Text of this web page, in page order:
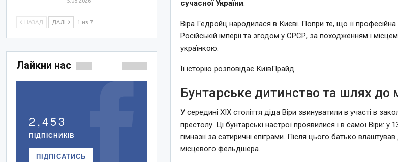
сучасної України.
Віра Гедройц народилася в Києві. Попри те, що її професійна
Російській імперії та згодом у СРСР, за походженням і
українкою.
Її історію розповідає КиївПрайд.
Бунтарське дитинство та шлях до
У середині ХІХ століття діда Віри звинуватили в участі в
престолу. Ці бунтарські настрої проявилися і в самої Віри: у
гімназії за сатиричні епіграми. Після цього батько
місцевого фельдшера.
НАЗАД ДАЛІ 1 из 7
Лайкни нас
2,453
ПІДПІСНИКІВ
ПІДПІСАТИСЬ